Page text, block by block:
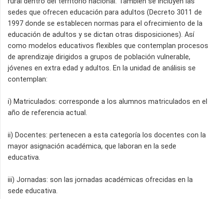
sedes que ofrecen educación para adultos (Decreto 3011 de
1997 donde se establecen normas para el ofrecimiento de la
educación de adultos y se dictan otras disposiciones). Así
como modelos educativos flexibles que contemplan procesos
de aprendizaje dirigidos a grupos de población vulnerable,
jóvenes en extra edad y adultos. En la unidad de análisis se
contemplan:
i) Matriculados: corresponde a los alumnos matriculados en el
año de referencia actual.
ii) Docentes: pertenecen a esta categoría los docentes con la
mayor asignación académica, que laboran en la sede
educativa.
iii) Jornadas: son las jornadas académicas ofrecidas en la
sede educativa.